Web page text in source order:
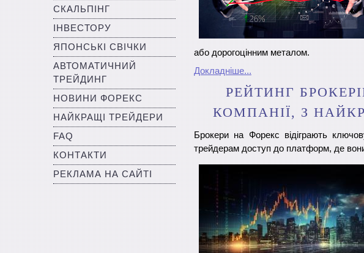
СКАЛЬПІНГ
ІНВЕСТОРУ
ЯПОНСЬКІ СВІЧКИ
АВТОМАТИЧНИЙ
ТРЕЙДИНГ
НОВИНИ ФОРЕКС
НАЙКРАЩІ ТРЕЙДЕРИ
FAQ
КОНТАКТИ
РЕКЛАМА НА САЙТІ
або дорогоцінним металом.
Докладніше...
РЕЙТИНГ
КОМПАНІЇ, З
Брокери на Форекс відіграють
трейдерам доступ до платформ, де